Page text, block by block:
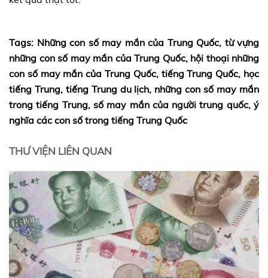
Tags: Những con số may mắn của Trung Quốc, từ vựng
những con số may mắn của Trung Quốc, hội thoại những
con số may mắn của Trung Quốc, tiếng Trung Quốc, học
tiếng Trung, tiếng Trung du lịch, những con số may mắn
trong tiếng Trung, số may mắn của người trung quốc, ý
nghĩa các con số trong tiếng Trung Quốc
THƯ VIỆN LIÊN QUAN